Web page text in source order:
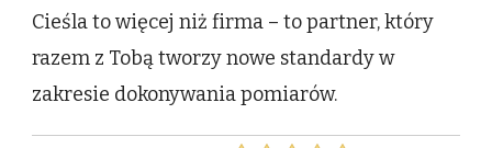
Cieśla to więcej niż firma – to partner, który
razem z Tobą tworzy nowe standardy w
zakresie dokonywania pomiarów.